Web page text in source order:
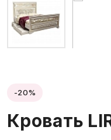
-20%
Кровать